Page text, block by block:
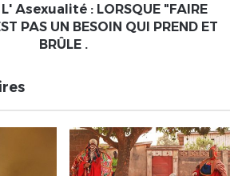
Asexualité : LORSQUE "FAIRE
PAS UN BESOIN QUI PREND ET
BRÛLE .